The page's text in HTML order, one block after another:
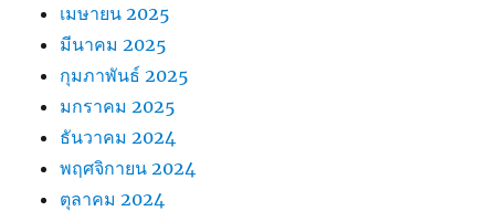
เมษายน 2025
มีนาคม 2025
กุมภาพันธ์ 2025
มกราคม 2025
ธันวาคม 2024
พฤศจิกายน 2024
ตุลาคม 2024